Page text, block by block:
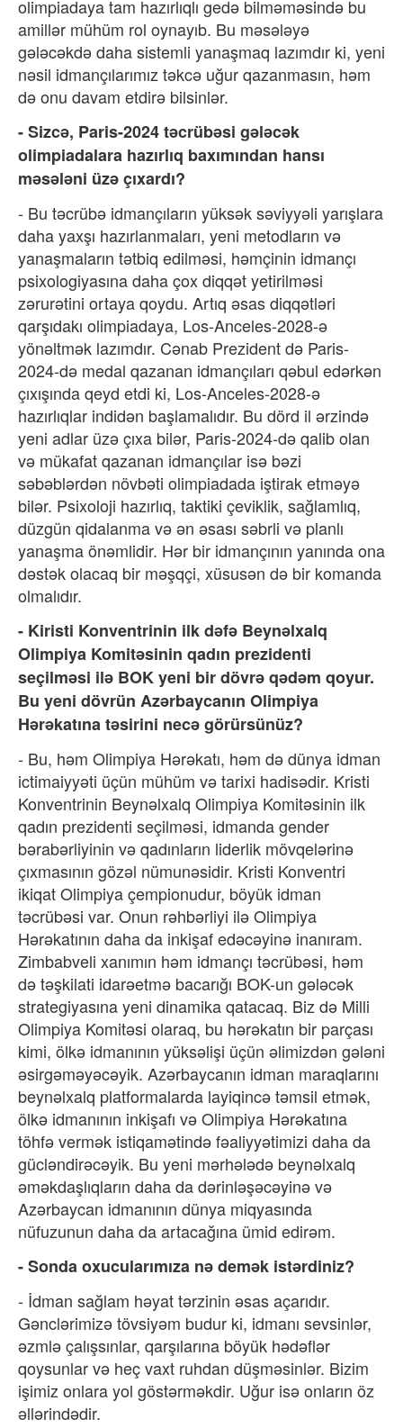
olimpiadaya tam hazırlıqlı gedə bilməməsində bu
amillər mühüm rol oynayıb. Bu məsələyə
gələcəkdə daha sistemli yanaşmaq lazımdır ki, yeni
nəsil idmançılarımız təkcə uğur qazanmasın, həm
də onu davam etdirə bilsinlər.
- Sizcə, Paris-2024 təcrübəsi gələcək
olimpiadalara hazırlıq baxımından hansı
məsələni üzə çıxardı?
- Bu təcrübə idmançıların yüksək səviyyəli yarışlara
daha yaxşı hazırlanmaları, yeni metodların və
yanaşmaların tətbiq edilməsi, həmçinin idmançı
psixologiyasına daha çox diqqət yetirilməsi
zərurətini ortaya qoydu. Artıq əsas diqqətləri
qarşıdakı olimpiadaya, Los-Anceles-2028-ə
yönəltmək lazımdır. Cənab Prezident də Paris-
2024-də medal qazanan idmançıları qəbul edərkən
çıxışında qeyd etdi ki, Los-Anceles-2028-ə
hazırlıqlar indidən başlamalıdır. Bu dörd il ərzində
yeni adlar üzə çıxa bilər, Paris-2024-də qalib olan
və mükafat qazanan idmançılar isə bəzi
səbəblərdən növbəti olimpiadada iştirak etməyə
bilər. Psixoloji hazırlıq, taktiki çeviklik, sağlamlıq,
düzgün qidalanma və ən əsası səbrli və planlı
yanaşma önəmlidir. Hər bir idmançının yanında ona
dəstək olacaq bir məşqçi, xüsusən də bir komanda
olmalıdır.
- Kiristi Konventrinin ilk dəfə Beynəlxalq
Olimpiya Komitəsinin qadın prezidenti
seçilməsi ilə BOK yeni bir dövrə qədəm qoyur.
Bu yeni dövrün Azərbaycanın Olimpiya
Hərəkatına təsirini necə görürsünüz?
- Bu, həm Olimpiya Hərəkatı, həm də dünya idman
ictimaiyyəti üçün mühüm və tarixi hadisədir. Kristi
Konventrinin Beynəlxalq Olimpiya Komitəsinin ilk
qadın prezidenti seçilməsi, idmanda gender
bərabərliyinin və qadınların liderlik mövqelərinə
çıxmasının gözəl nümunəsidir. Kristi Konventri
ikiqat Olimpiya çempionudur, böyük idman
təcrübəsi var. Onun rəhbərliyi ilə Olimpiya
Hərəkatının daha da inkişaf edəcəyinə inanıram.
Zimbabveli xanımın həm idmançı təcrübəsi, həm
də təşkilati idarəetmə bacarığı BOK-un gələcək
strategiyasına yeni dinamika qatacaq. Biz də Milli
Olimpiya Komitəsi olaraq, bu hərəkatın bir parçası
kimi, ölkə idmanının yüksəlişi üçün əlimizdən gələni
əsirgəməyəcəyik. Azərbaycanın idman maraqlarını
beynəlxalq platformalarda layiqincə təmsil etmək,
ölkə idmanının inkişafı və Olimpiya Hərəkatına
töhfə vermək istiqamətində fəaliyyətimizi daha da
gücləndirəcəyik. Bu yeni mərhələdə beynəlxalq
əməkdaşlıqların daha da dərinləşəcəyinə və
Azərbaycan idmanının dünya miqyasında
nüfuzunun daha da artacağına ümid edirəm.
- Sonda oxucularımıza nə demək istərdiniz?
- İdman sağlam həyat tərzinin əsas açarıdır.
Gənclərimizə tövsiyəm budur ki, idmanı sevsinlər,
əzmlə çalışsınlar, qarşılarına böyük hədəflər
qoysunlar və heç vaxt ruhdan düşməsinlər. Bizim
işimiz onlara yol göstərməkdir. Uğur isə onların öz
əllərindədir.